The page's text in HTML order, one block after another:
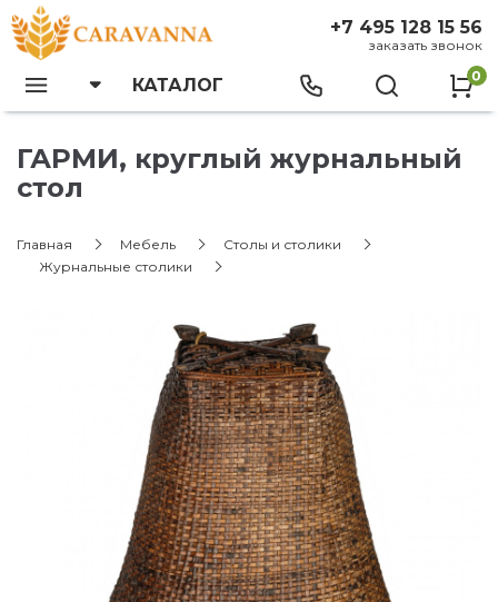
+7 495 128 15 56
заказать звонок
КАТАЛОГ 0
ГАРМИ, круглый журнальный
стол
Главная Мебель
Столы и столики
Журнальные столики